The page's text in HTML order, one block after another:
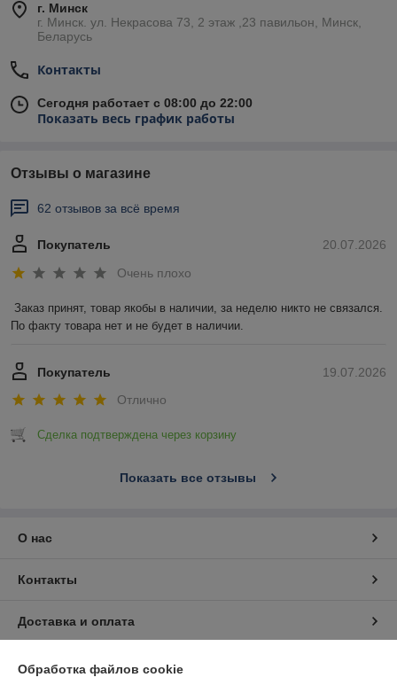
г. Минск
г. Минск. ул. Некрасова 73, 2 этаж ,23 павильон, Минск,
Беларусь
Контакты
Сегодня работает с 08:00 до 22:00
Показать весь график работы
Отзывы о магазине
62 отзывов за всё время
20.07.2026
Покупатель
Очень плохо
Заказ принят, товар якобы в наличии, за неделю никто не связался.
По факту товара нет и не будет в наличии.
19.07.2026
Покупатель
Отлично
Сделка подтверждена через корзину
Показать все отзывы
О нас
Контакты
Доставка и оплата
График работы
Обработка файлов cookie